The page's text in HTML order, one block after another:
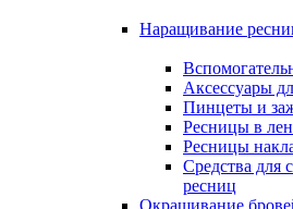
Наращивание
Аксессуары
Пинцеты и
Ресницы в
Ресницы
Средства для
ресниц
Окрашивание